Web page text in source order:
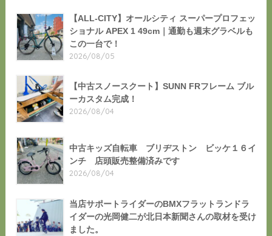
【ALL-CITY】オールシティ スーパープロフェッ
ショナル APEX 1 49cm｜通勤も週末グラベルも
この一台で！
2026/08/05
【中古スノースクート】SUNN FRフレーム ブル
ーカスタム完成！
2026/08/04
中古キッズ自転車 ブリヂストン ビッケ１６イ
ンチ 店頭販売整備済みです
2026/08/04
当店サポートライダーのBMXフラットランドラ
イダーの光岡健二が北日本新聞さんの取材を受け
ました。